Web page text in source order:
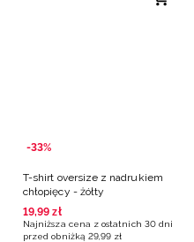
-33%
T-shirt oversize z nadrukiem
chłopięcy - żółty
19,99 zł
Najniższa cena z ostatnich 30 dni
przed obniżką 29,99 zł